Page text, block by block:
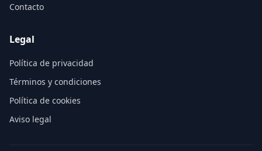
Contacto
Legal
Política de privacidad
Términos y condiciones
Política de cookies
Aviso legal